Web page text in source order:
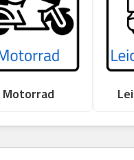
Motorrad